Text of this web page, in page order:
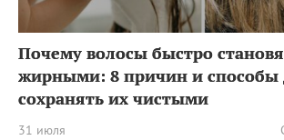
Почему волосы быстро
жирными: 8 причин и способы
сохранять их чистыми
31 июля